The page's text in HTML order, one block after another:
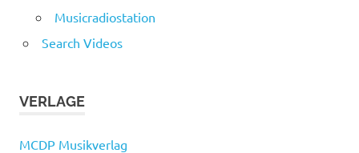
Musicradiostation
Search Videos
VERLAGE
MCDP Musikverlag